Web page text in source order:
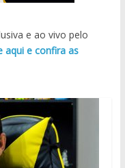
e ao vivo pelo
aqui e confira as